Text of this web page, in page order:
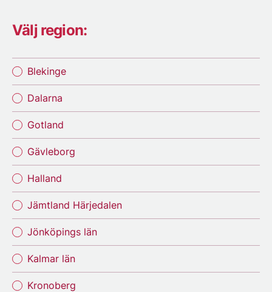
Välj region:
Blekinge
Dalarna
Gotland
Gävleborg
Halland
Jämtland Härjedalen
Jönköpings län
Kalmar län
Kronoberg